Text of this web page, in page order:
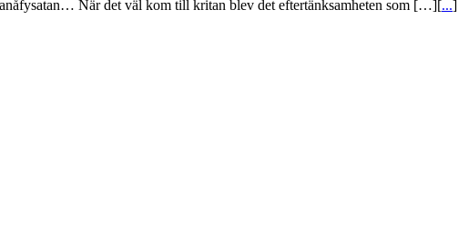
När det väl kom till kritan blev det eftertänksamheten som […][...]